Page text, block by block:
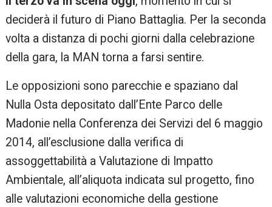
deciderà il futuro di Piano Battaglia. Per la seconda
volta a distanza di pochi giorni dalla celebrazione
della gara, la MAN torna a farsi sentire.
Le opposizioni sono parecchie e spaziano dal
Nulla Osta depositato dall’Ente Parco delle
Madonie nella Conferenza dei Servizi del 6 maggio
2014, all’esclusione dalla verifica di
assoggettabilità a Valutazione di Impatto
Ambientale, all’aliquota indicata sul progetto, fino
alle valutazioni economiche della gestione